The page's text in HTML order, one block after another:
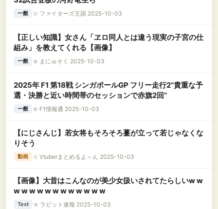
一般 ☆ ファイターズ王国 2025-10-03
【正しい知識】女さん「ヱロ同人とは違う現実の子宮の仕
組み」を教えてくれる【画像】
一般 ★ まにゅそく 2025-10-03
2025年 F1 第18戦 シンガポールGP フリー走行2“貴重な予
選・決勝と近い時間帯のセッションで赤旗2回”
一般 ★ F1情報通 2025-10-03
【にじさんじ】若女将もそろそろ薹が立って若じゃなくな
りそう
動画 ☆ Vtuberまとめるよ～ん 2025-10-03
【画像】大昔はこんなのが美少女扱いされてたらしいw w
w w w w w w w w w w w w
Text ★ ラビット速報 2025-10-03